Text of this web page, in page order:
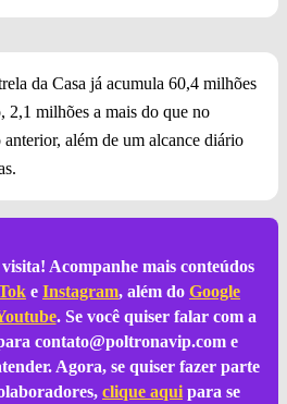
da Casa já acumula 60,4 milhões
2,1 milhões a mais do que no
além de um alcance diário
Acompanhe mais conteúdos
e Instagram, além do Google
. Se você quiser falar com a
contato@poltronavip.come
Agora, se quiser fazer parte
clique aqui para se